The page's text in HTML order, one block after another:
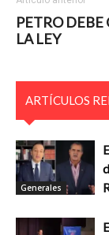
PETRO DEBE
LA LEY
ARTÍCULOS
Generales